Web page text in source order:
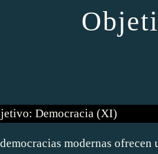
modernas ofrecen